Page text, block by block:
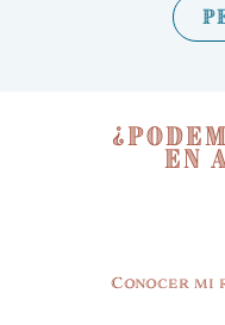
en
Conocer mi